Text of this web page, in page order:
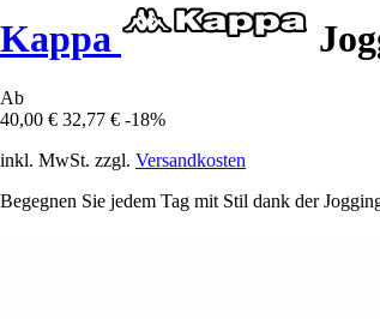
Kappa
Ab
40,00 € 32,77 € -18%
inkl. MwSt. zzgl. Versandkosten
Begegnen Sie jedem Tag mit Stil dank der